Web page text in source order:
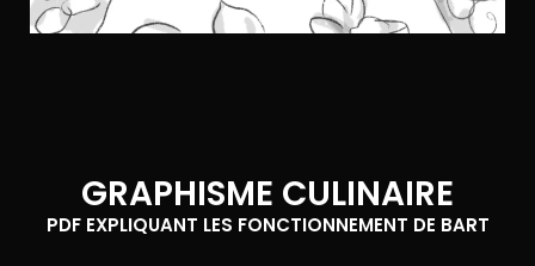
GRAPHISME CULINAIRE
PDF EXPLIQUANT LES FONCTIONNEMENT DE BART